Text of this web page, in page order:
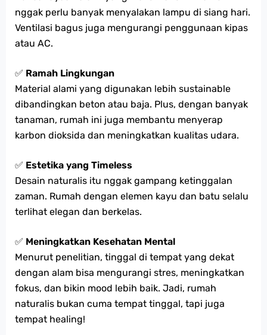
nggak perlu banyak menyalakan lampu di siang hari.
Ventilasi bagus juga mengurangi penggunaan kipas
atau AC.
✅ Ramah Lingkungan
Material alami yang digunakan lebih sustainable
dibandingkan beton atau baja. Plus, dengan banyak
tanaman, rumah ini juga membantu menyerap
karbon dioksida dan meningkatkan kualitas udara.
✅ Estetika yang Timeless
Desain naturalis itu nggak gampang ketinggalan
zaman. Rumah dengan elemen kayu dan batu selalu
terlihat elegan dan berkelas.
✅ Meningkatkan Kesehatan Mental
Menurut penelitian, tinggal di tempat yang dekat
dengan alam bisa mengurangi stres, meningkatkan
fokus, dan bikin mood lebih baik. Jadi, rumah
naturalis bukan cuma tempat tinggal, tapi juga
tempat healing!